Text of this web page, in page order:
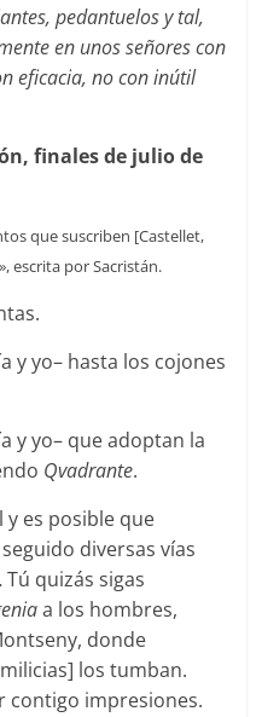
pedantuelos y tal,
en unos señores con
eficacia, no con inútil
finales de julio de
que suscriben [Castellet,
escrita por Sacristán.
y yo– hasta los cojones
y yo– que adoptan la
Qvadrante.
es posible que
diversas vías
quizás sigas
a los hombres,
donde
los tumban.
contigo impresiones.